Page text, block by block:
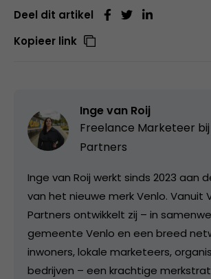
Deel dit artikel
Kopieer link
Inge van Roij
Freelance Marketeer bij
Partners
Inge van Roij werkt sinds 2023 aan
van het nieuwe merk Venlo. Vanuit
Partners ontwikkelt zij – in
gemeente Venlo en een breed
inwoners, lokale marketeers,
bedrijven – een krachtige